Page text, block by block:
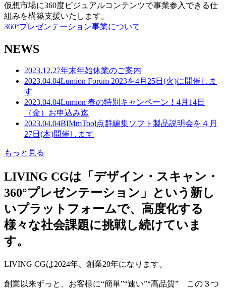
仮想市場に360度ビジュアルコンテンツで事業参入できる仕
組みを構築支援いたします。
360°プレゼンテーション事業について
NEWS
2023.12.27年末年始休業のご案内
2023.04.04Lumion Forum 2023を4月25日(火)に開催しま
す
2023.04.04Lumion 春の特別キャンペーン！4月14日
（金）お申込み迄
2023.04.04BIMmTool点群編集ソフト製品説明会を４月
27日(木)開催します
もっと見る
LIVING CGは「デザイン・スキャン・
360°プレゼンテーション」という新し
いプラットフォームで、高度化する
様々な社会課題に挑戦し続けていま
す。
LIVING CGは2024年、創業20年になります。
創業以来ずっと、お客様に“簡単”“速い”“高品質” この３つ